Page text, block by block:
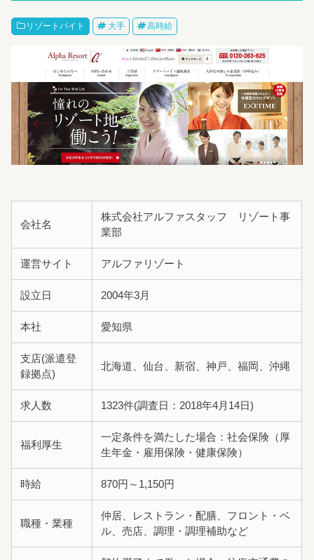
リゾートバイト 大手 高時給
会社名
株式会社アルファスタッフ リゾート事
業部
運営サイト アルファリゾート
設立日 2004年3月
本社 愛知県
支店(派遣登
録拠点)
北海道、仙台、新宿、神戸、福岡、沖縄
求人数 1323件(調査日：2018年4月14日)
福利厚生
一定条件を満たした場合：社会保険（厚
生年金・雇用保険・健康保険）
時給 870円～1,150円
職種・業種
仲居、レストラン・配膳、フロント・ベ
ル、売店、調理・調理補助など